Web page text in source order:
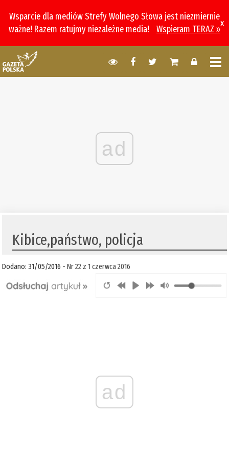
Wsparcie dla mediów Strefy Wolnego Słowa jest niezmiernie
ważne! Razem ratujmy niezależne media!
Wspieram TERAZ »
x
ad
Kibice,państwo, policja
Dodano: 31/05/2016 -Nr 22 z 1 czerwca 2016
ad